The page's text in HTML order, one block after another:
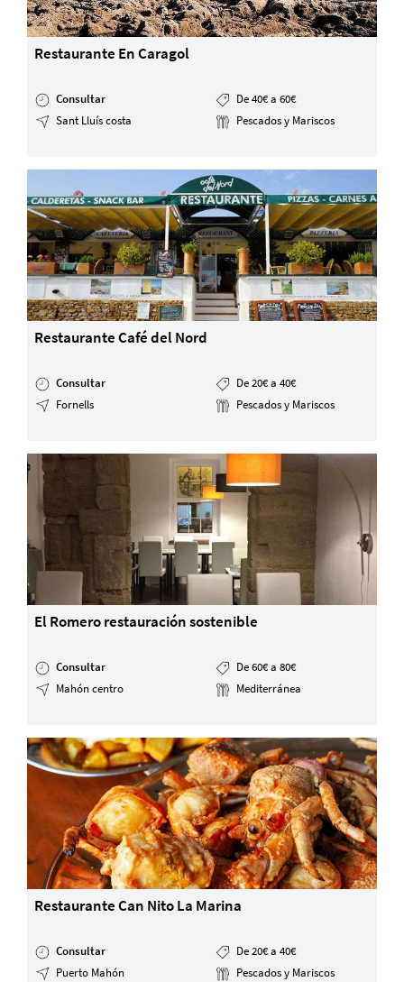
Restaurante En Caragol
Consultar
De 40€ a 60€
Sant Lluís costa
Pescados y Mariscos
Restaurante Café del Nord
Consultar
De 20€ a 40€
Fornells
Pescados y Mariscos
El Romero restauración sostenible
Consultar
De 60€ a 80€
Mahón centro
Mediterránea
Restaurante Can Nito La Marina
Consultar
De 20€ a 40€
Puerto Mahón
Pescados y Mariscos